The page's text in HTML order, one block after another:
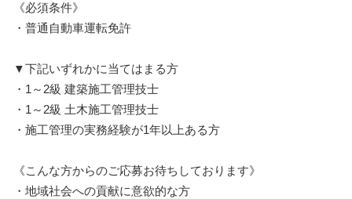
《必須条件》
・普通自動車運転免許
▼下記いずれかに当てはまる方
・1～2級 建築施工管理技士
・1～2級 土木施工管理技士
・施工管理の実務経験が1年以上ある方
《こんな方からのご応募お待ちしております》
・地域社会への貢献に意欲的な方